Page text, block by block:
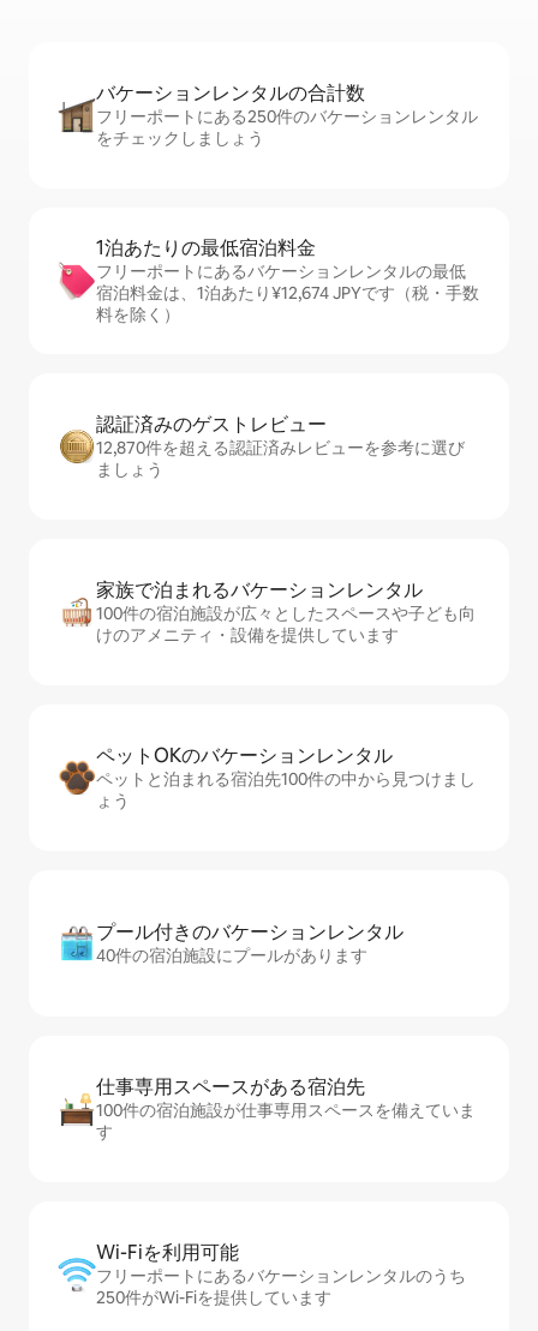
バケーションレ⁠ン⁠タ⁠ル⁠の合⁠計⁠数
フリーポートにある250件のバケーションレンタル
をチェックしましょう
1泊あたりの最⁠低⁠宿⁠泊⁠料⁠金
フリーポートにあるバケーションレンタルの最低
宿泊料金は、1泊あたり¥12,674 JPYです（税・手数
料を除く）
認証済みのゲ⁠ス⁠ト⁠レ⁠ビ⁠ュ⁠ー
12,870件を超える認証済みレビューを参考に選び
ましょう
家族で泊まれるバ⁠ケ⁠ー⁠シ⁠ョ⁠ンレ⁠ン⁠タ⁠ル
100件の宿泊施設が広々としたスペースや子ども向
けのアメニティ・設備を提供しています
ペットOKのバ⁠ケ⁠ー⁠シ⁠ョ⁠ンレ⁠ン⁠タ⁠ル
ペットと泊まれる宿泊先100件の中から見つけまし
ょう
プール付きのバ⁠ケ⁠ー⁠シ⁠ョ⁠ンレ⁠ン⁠タ⁠ル
40件の宿泊施設にプールがあります
仕事専用ス⁠ペ⁠ー⁠スがあ⁠る宿⁠泊⁠先
100件の宿泊施設が仕事専用スペースを備えていま
す
Wi-Fiを利⁠用⁠可⁠能
フリーポートにあるバケーションレンタルのうち
250件がWi-Fiを提供しています